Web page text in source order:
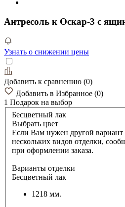
Антресоль к Оскар-3 с
Узнать о снижении цены
Добавить к сравнению (0)
Добавить в Избранное (0)
1 Подарок на выбор
Бесцветный лак
Выбрать цвет
Если Вам нужен другой вариант
нескольких видов отделки,
при оформлении заказа.
Варианты отделки
Бесцветный лак
1218 мм.